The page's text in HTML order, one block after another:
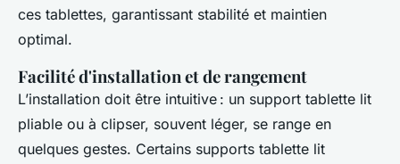
ces tablettes, garantissant stabilité et maintien
optimal.
Facilité d'installation et de rangement
L’installation doit être intuitive : un support tablette lit
pliable ou à clipser, souvent léger, se range en
quelques gestes. Certains supports tablette lit